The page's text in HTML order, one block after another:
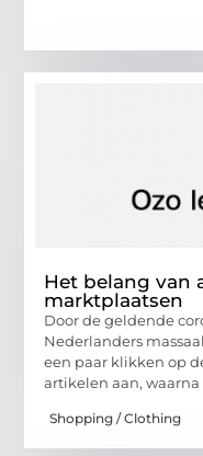
Het belang van
marktplaatsen
Door de geldende
Nederlanders
een paar klikken op
artikelen aan, waarna
Shopping / Clothing